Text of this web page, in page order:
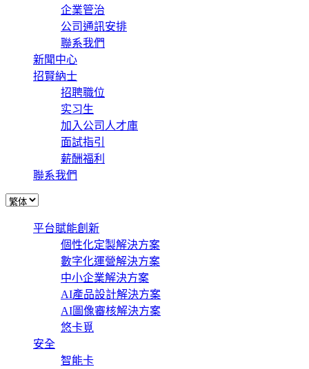
企業管治
公司通訊安排
聯系我們
新聞中心
招賢納士
招聘職位
实习生
加入公司人才庫
面試指引
薪酬福利
聯系我們
平台賦能創新
個性化定製解決方案
數字化運營解決方案
中小企業解決方案
AI產品設計解決方案
AI圖像審核解決方案
悠卡覓
安全
智能卡